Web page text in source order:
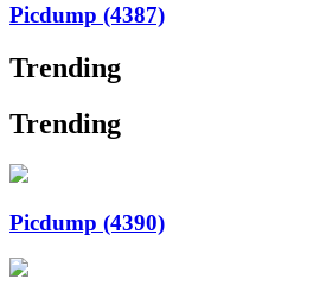
Picdump (4387)
Trending
Trending
Picdump (4390)